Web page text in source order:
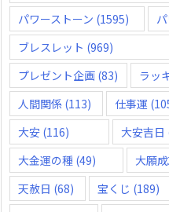
パワーストーン (1595)
ブレスレット (969)
プレゼント企画 (83) ラッ
人間関係 (113) 仕事運
大安 (116) 大安吉日
大金運の種 (49) 大願
天赦日 (68) 宝くじ (189)